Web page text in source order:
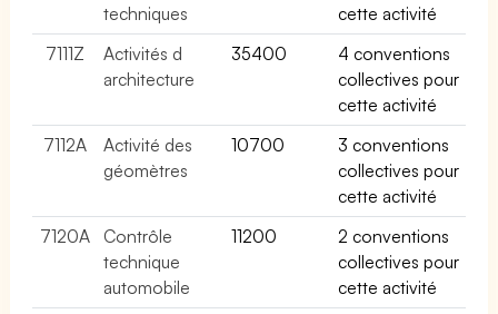
techniques
cette activité
7111Z
Activités d
architecture
35400
4 conventions
collectives pour
cette activité
7112A
Activité des
géomètres
10700
3 conventions
collectives pour
cette activité
7120A
Contrôle
technique
automobile
11200
2 conventions
collectives pour
cette activité